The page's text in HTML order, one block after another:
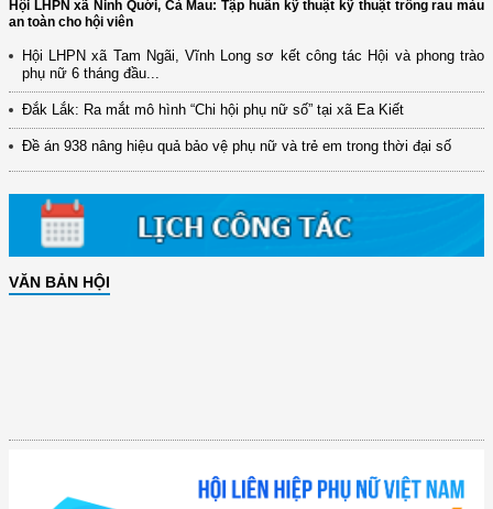
Hội LHPN xã Ninh Quới, Cà Mau: Tập huấn kỹ thuật kỹ thuật trồng rau màu
an toàn cho hội viên
Hội LHPN xã Tam Ngãi, Vĩnh Long sơ kết công tác Hội và phong trào
phụ nữ 6 tháng đầu...
Đắk Lắk: Ra mắt mô hình “Chi hội phụ nữ số” tại xã Ea Kiết
Đề án 938 nâng hiệu quả bảo vệ phụ nữ và trẻ em trong thời đại số
VĂN BẢN HỘI